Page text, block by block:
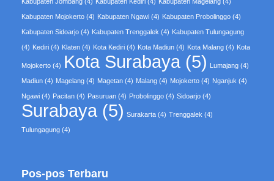
Kabupaten Mojokerto (4) Kabupaten Ngawi (4) Kabupaten Probolinggo (4)
Kabupaten Sidoarjo (4) Kabupaten Trenggalek (4) Kabupaten Tulungagung
(4) Kediri (4) Klaten (4) Kota Kediri (4) Kota Madiun (4) Kota Malang (4) Kota
Mojokerto (4) Kota Surabaya (5) Lumajang (4)
Madiun (4) Magelang (4) Magetan (4) Malang (4) Mojokerto (4) Nganjuk (4)
Ngawi (4) Pacitan (4) Pasuruan (4) Probolinggo (4) Sidoarjo (4)
Surabaya (5) Surakarta (4) Trenggalek (4)
Tulungagung (4)
Pos-pos Terbaru